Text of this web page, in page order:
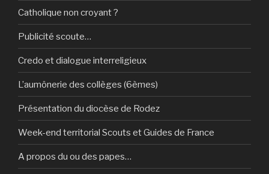
Catholique non croyant ?
Publicité scoute…
Credo et dialogue interreligieux
L’aumônerie des collèges (6èmes)
Présentation du diocèse de Rodez
Week-end territorial Scouts et Guides de France
A propos du ou des papes…